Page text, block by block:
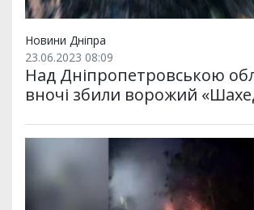
Новини Дніпра
23.06.2023 08:09
Над Дніпропетровською
вночі збили ворожий